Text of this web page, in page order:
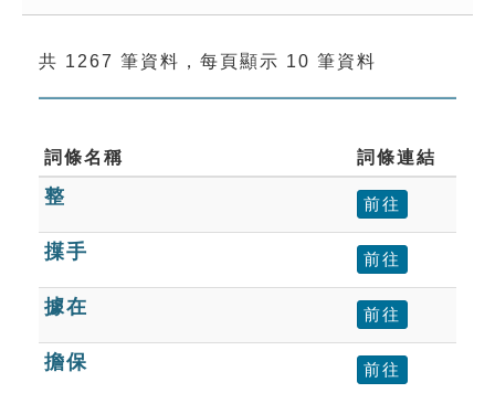
成語故事
索引選單
單字索引
生命大百科索引
遊戲專區
教學應用
貓頭鷹博士
共 1267 筆資料，每頁顯示 10 筆資料
詞條名稱 詞條連結
整 前往
擛手 前往
據在 前往
擔保 前往